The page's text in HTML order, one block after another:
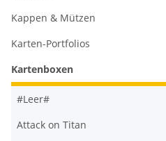
Kappen & Mützen
Karten-Portfolios
Kartenboxen
#Leer#
Attack on Titan